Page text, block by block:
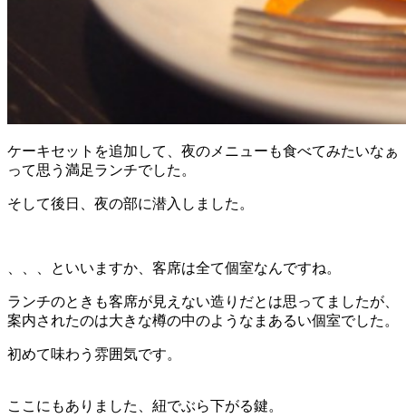
ケーキセットを追加して、夜のメニューも食べてみたいなぁ
って思う満足ランチでした。
そして後日、夜の部に潜入しました。
、、、といいますか、客席は全て個室なんですね。
ランチのときも客席が見えない造りだとは思ってましたが、
案内されたのは大きな樽の中のようなまあるい個室でした。
初めて味わう雰囲気です。
ここにもありました、紐でぶら下がる鍵。